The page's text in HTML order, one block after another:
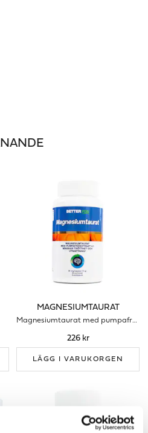
MAGNESIUMTAURAT
Magnesiumtaurat med pumpafröextrakt
226 kr
LÄGG I VARUKORGEN